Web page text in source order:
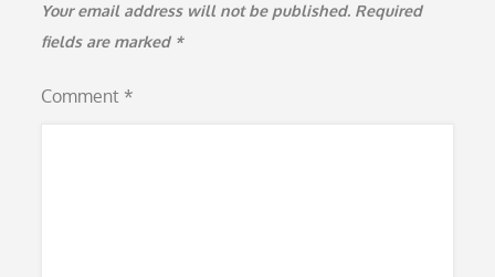
Your email address will not be published. Required
fields are marked *
Comment *